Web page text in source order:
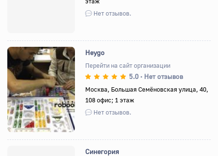
Нет отзывов.
Назад Вперед
Heygo
Перейти на сайт организации
5.0 • Нет отзывов
Москва, Большая Семёновская улица, 40,
108 офис; 1 этаж
Нет отзывов.
Синегория